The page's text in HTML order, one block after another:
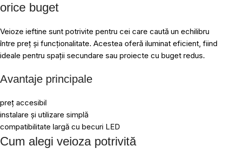
orice buget
Veioze ieftine sunt potrivite pentru cei care caută un echilibru
între preț și funcționalitate. Acestea oferă iluminat eficient, fiind
ideale pentru spații secundare sau proiecte cu buget redus.
Avantaje principale
preț accesibil
instalare și utilizare simplă
compatibilitate largă cu becuri LED
Cum alegi veioza potrivită